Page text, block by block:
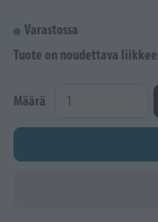
Varastossa
Tuote on noudettava
Määrä